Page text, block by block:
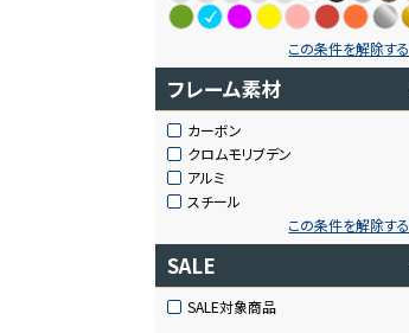
この条件を解除する
フレーム素材
カーボン
クロムモリブデン
アルミ
スチール
この条件を解除する
SALE
SALE対象商品